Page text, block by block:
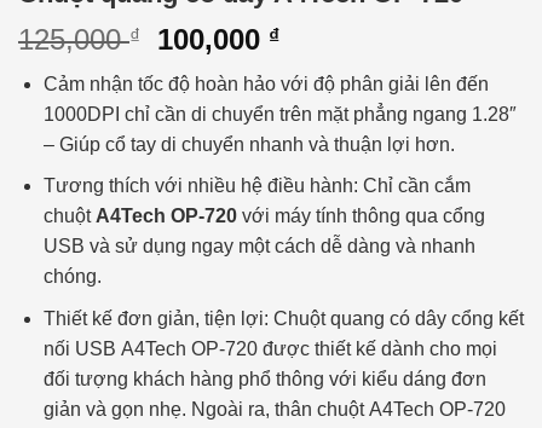
125,000₫ 100,000 ₫
Cảm nhận tốc độ hoàn hảo với độ phân giải lên đến
1000DPI chỉ cần di chuyển trên mặt phẳng ngang 1.28″
– Giúp cổ tay di chuyển nhanh và thuận lợi hơn.
Tương thích với nhiều hệ điều hành: Chỉ cần cắm
chuộtA4Tech OP-720với máy tính thông qua cổng
USB và sử dụng ngay một cách dễ dàng và nhanh
chóng.
Thiết kế đơn giản, tiện lợi: Chuột quang có dây cổng kết
nối USB A4Tech OP-720 được thiết kế dành cho mọi
đối tượng khách hàng phổ thông với kiểu dáng đơn
giản và gọn nhẹ. Ngoài ra, thân chuột A4Tech OP-720